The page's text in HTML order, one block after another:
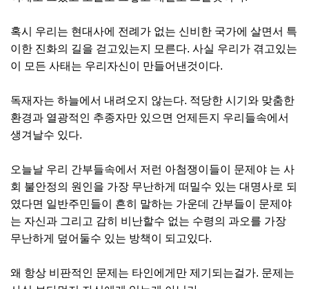
혹시 우리는 현대사에 전례가 없는 신비한 국가에 살면서 특
이한 진화의 길을 걷고있는지 모른다. 사실 우리가 겪고있는
이 모든 사태는 우리자신이 만들어낸것이다.
독재자는 하늘에서 내려오지 않는다. 적당한 시기와 맞춤한
환경과 열광적인 추종자만 있으면 언제든지 우리들속에서
생겨날수 있다.
오늘날 우리 간부들속에서 저런 아첨쟁이들이 문제야 는 사
회 불안정의 원인을 가장 무난하게 떠밀수 있는 대명사로 되
였다면 일반주민들이 흔히 말하는 가운데 간부들이 문제야
는 자신과 그리고 감히 비난할수 없는 수령의 과오를 가장
무난하게 덮어둘수 있는 방책이 되고있다.
왜 항상 비판적인 문제는 타인에게만 제기되는걸가. 문제는